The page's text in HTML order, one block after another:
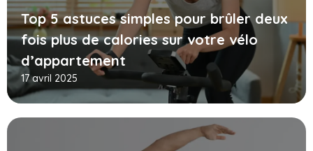
Top 5 astuces simples pour brûler deux
fois plus de calories sur votre vélo
d’appartement
17 avril 2025